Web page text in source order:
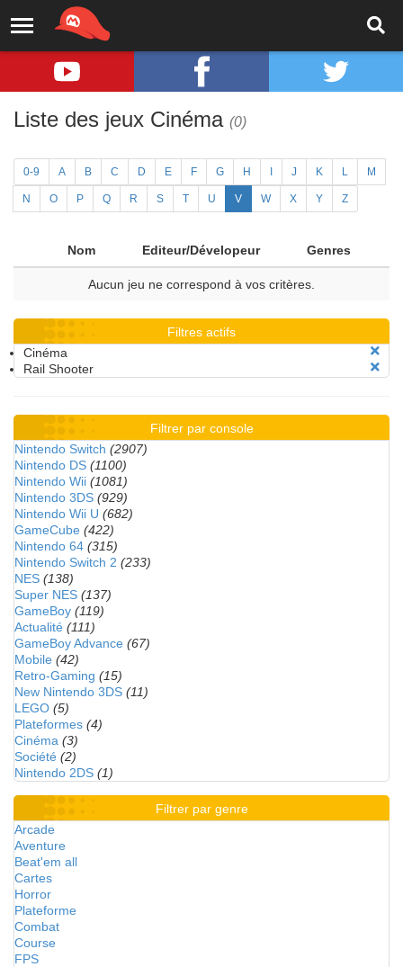
Liste des jeux Cinéma (0)
0-9 A B C D E F G H J K L M
N O P Q R S T U V W X Y Z
Nom Editeur/Dévelopeur Genres
Aucun jeu ne correspond à vos critères.
Filtres actifs
Cinéma
Rail Shooter
Filtrer par console
Nintendo Switch (2907)
Nintendo DS (1100)
Nintendo Wii (1081)
Nintendo 3DS (929)
Nintendo Wii U (682)
GameCube (422)
Nintendo 64 (315)
Nintendo Switch 2 (233)
NES (138)
Super NES (137)
GameBoy (119)
Actualité (111)
GameBoy Advance (67)
Mobile (42)
Retro-Gaming (15)
New Nintendo 3DS (11)
LEGO (5)
Plateformes (4)
Cinéma (3)
Société (2)
Nintendo 2DS (1)
Filtrer par genre
Arcade
Aventure
Beat'em all
Cartes
Horror
Plateforme
Combat
Course
FPS